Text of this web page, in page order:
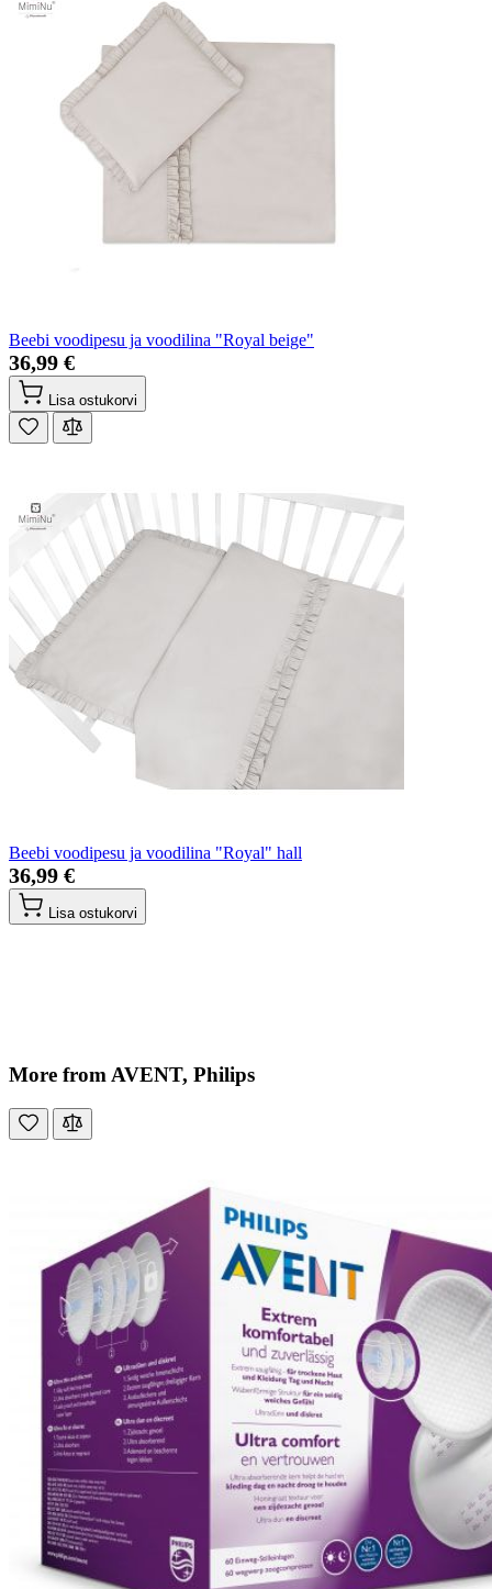
Beebi voodipesu ja voodilina "Royal beige"
36,99 €
Lisa ostukorvi
Beebi voodipesu ja voodilina "Royal" hall
36,99 €
Lisa ostukorvi
More from AVENT, Philips